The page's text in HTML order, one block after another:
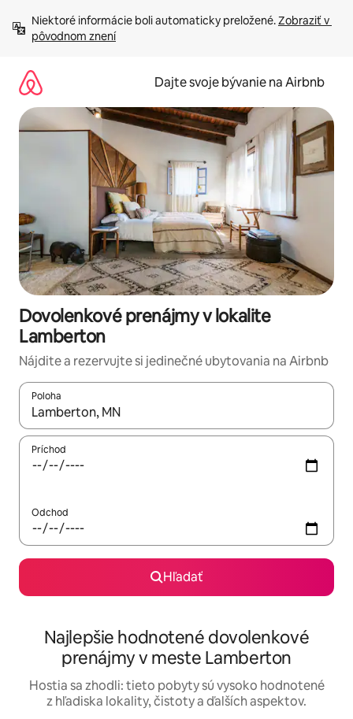
obsah.
Niektoré informácie boli automaticky preložené. Zobraziť v
pôvodnom znení
Dajte svoje bývanie na Airbnb
Dovolenkové prenájmy v lokalite
Lamberton
Nájdite a rezervujte si jedinečné ubytovania na Airbnb
Poloha
Keď budú výsledky k dispozícii, môžete si ich prechádzať
Príchod
Odchod
Hľadať
Najlepšie hodnotené dovolenkové
prenájmy v meste Lamberton
Hostia sa zhodli: tieto pobyty sú vysoko hodnotené
z hľadiska lokality, čistoty a ďalších aspektov.